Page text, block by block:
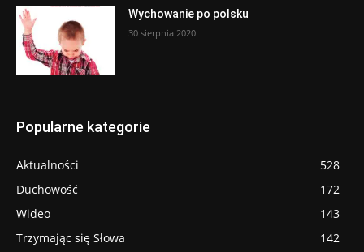
Wychowanie po polsku
30 sierpnia 2020
Popularne kategorie
Aktualności
528
Duchowość
172
Wideo
143
Trzymając się Słowa
142